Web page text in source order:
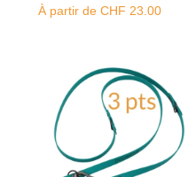
Note
À partir de CHF 23.00